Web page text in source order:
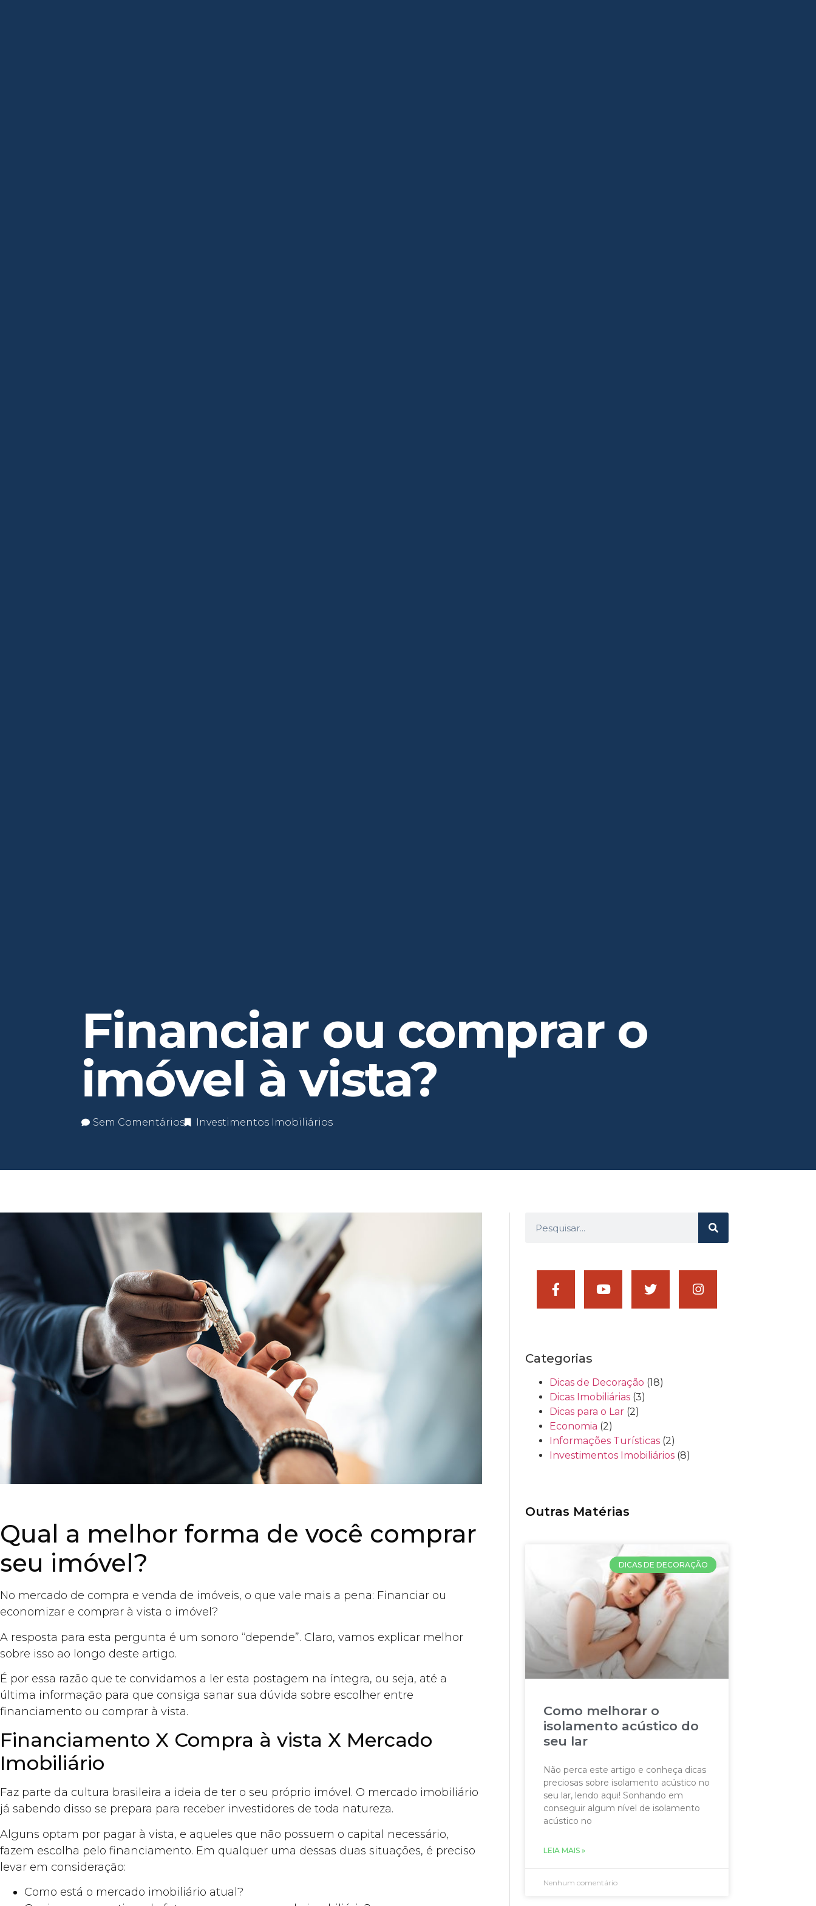
Financiar ou comprar o
imóvel à vista?
Sem Comentários Investimentos Imobiliários
Qual a melhor forma de você comprar
seu imóvel?
No mercado de compra e venda de imóveis, o que vale mais a pena: Financiar ou
economizar e comprar à vista o imóvel?
A resposta para esta pergunta é um sonoro “depende”. Claro, vamos explicar melhor
sobre isso ao longo deste artigo.
É por essa razão que te convidamos a ler esta postagem na íntegra, ou seja, até a
última informação para que consiga sanar sua dúvida sobre escolher entre
financiamento ou comprar à vista.
Financiamento X Compra à vista X Mercado
Imobiliário
Faz parte da cultura brasileira a ideia de ter o seu próprio imóvel. O mercado imobiliário
já sabendo disso se prepara para receber investidores de toda natureza.
Alguns optam por pagar à vista, e aqueles que não possuem o capital necessário,
fazem escolha pelo financiamento. Em qualquer uma dessas duas situações, é preciso
levar em consideração:
Como está o mercado imobiliário atual?
Categorias
Dicas de Decoração (18)
Dicas Imobiliárias (3)
Dicas para o Lar (2)
Economia (2)
Informações Turísticas (2)
Investimentos Imobiliários (8)
Outras Matérias
DICAS DE DECORAÇÃO
Como melhorar o
isolamento acústico do
seu lar
Não perca este artigo e conheça dicas
preciosas sobre isolamento acústico no
seu lar, lendo aqui! Sonhando em
conseguir algum nível de isolamento
acústico no
LEIA MAIS »
Nenhum comentário